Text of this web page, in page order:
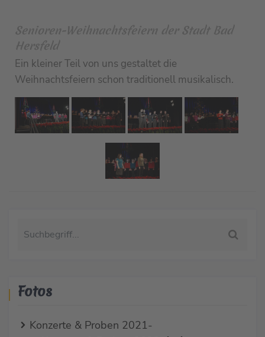
Senioren-Weihnachtsfeiern der Stadt Bad
Hersfeld
Ein kleiner Teil von uns gestaltet die
Weihnachtsfeiern schon traditionell musikalisch.
Fotos
Konzerte & Proben 2021-